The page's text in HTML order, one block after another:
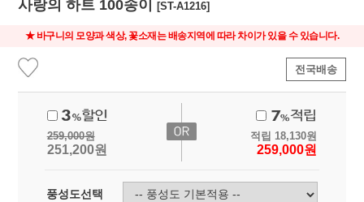
사랑의 하트 100송이[ST-A1216]
★ 바구니의 모양과 색상, 꽃소재는 배송지역에 따라 차이가 있을 수 있습니다.
전국배송
259,000원
251,200원
적립 18,130원
259,000원
풍성도선택